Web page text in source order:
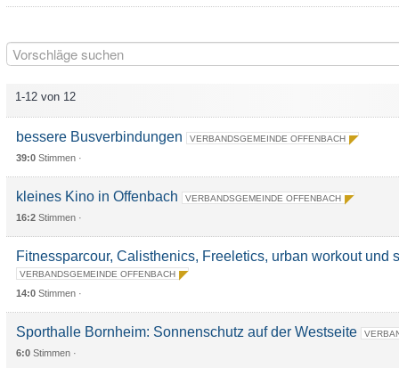
1-12 von 12
bessere Busverbindungen VERBANDSGEMEINDE OFFENBACH
39:0Stimmen ·
kleines Kino in Offenbach VERBANDSGEMEINDE OFFENBACH
16:2Stimmen ·
Fitnessparcour, Calisthenics, Freeletics, urban workout und
VERBANDSGEMEINDE OFFENBACH
14:0Stimmen ·
Sporthalle Bornheim: Sonnenschutz auf der Westseite
6:0Stimmen ·